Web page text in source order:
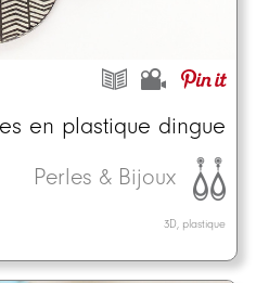
en plastique dingue
Perles & Bijoux
3D, plastique